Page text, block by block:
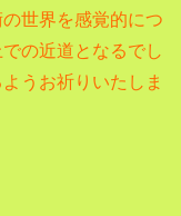
世界を感覚的につ
の近道となるでし
うお祈りいたしま